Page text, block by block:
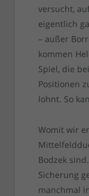
versucht,
eigentlich
– außer
kommen
Spiel, die
Positionen
lohnt. So
Womit wir
Bodzek
Sicherung
manchmal